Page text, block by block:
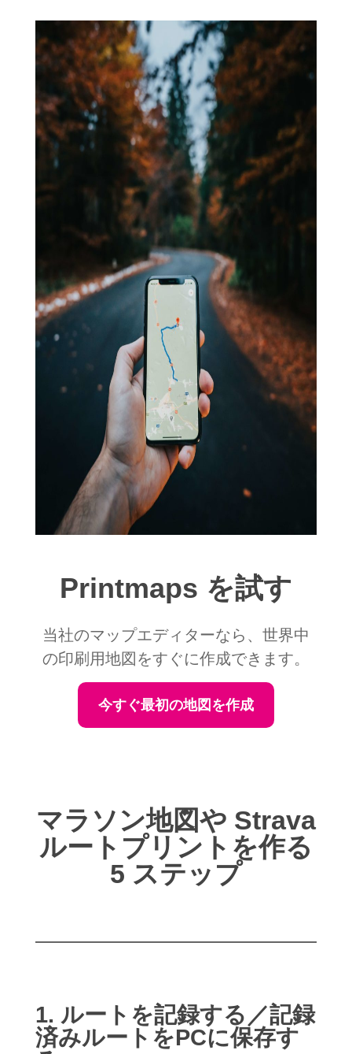
Printmaps を試す
当社のマップエディターなら、世界中
の印刷用地図をすぐに作成できます。
今すぐ最初の地図を作成
マラソン地図や Strava
ルートプリントを作る
5 ステップ
1. ルートを記録する／記録
済みルートをPCに保存す